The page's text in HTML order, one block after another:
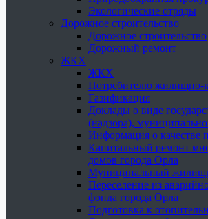
Экологические отряды
Дорожное строительство
Дорожное строительство
Дорожный ремонт
ЖКХ
ЖКХ
Потребителю жилищно-
Газификация
Доклады о виде
(надзора),
Информация о качестве
Капитальный ремонт
домов города Орла
Муниципальный
Переселение из
фонда города Орла
Подготовка к